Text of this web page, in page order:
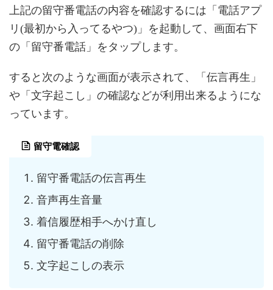
上記の留守番電話の内容を確認するには「電話アプ
リ(最初から入ってるやつ)」を起動して、画面右下
の「留守番電話」をタップします。
すると次のような画面が表示されて、「伝言再生」
や「文字起こし」の確認などが利用出来るようにな
っています。
留守電確認
留守番電話の伝言再生
音声再生音量
着信履歴相手へかけ直し
留守番電話の削除
文字起こしの表示